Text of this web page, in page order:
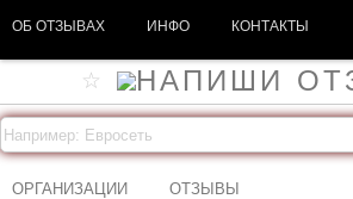
ОБ ОТЗЫВАХ ИНФО КОНТАКТЫ
ОРГАНИЗАЦИИ ОТЗЫВЫ